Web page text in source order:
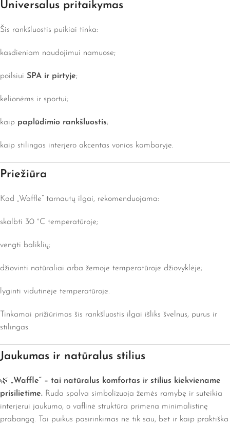
Universalus pritaikymas
Šis rankšluostis puikiai tinka:
kasdieniam naudojimui namuose;
poilsiui SPA ir pirtyje;
kelionėms ir sportui;
kaip paplūdimio rankšluostis;
kaip stilingas interjero akcentas vonios kambaryje.
Priežiūra
Kad „Waffle“ tarnautų ilgai, rekomenduojama:
skalbti 30 °C temperatūroje;
vengti baliklių;
džiovinti natūraliai arba žemoje temperatūroje džiovyklėje;
lyginti vidutinėje temperatūroje.
Tinkamai prižiūrimas šis rankšluostis ilgai išliks švelnus, purus ir
stilingas.
Jaukumas ir natūralus stilius
🌿 „Waffle“ – tai natūralus komfortas ir stilius kiekviename
prisilietime. Ruda spalva simbolizuoja žemės ramybę ir suteikia
interjerui jaukumo, o vaflinė struktūra primena minimalistinę
prabangą. Tai puikus pasirinkimas ne tik sau, bet ir kaip praktiška